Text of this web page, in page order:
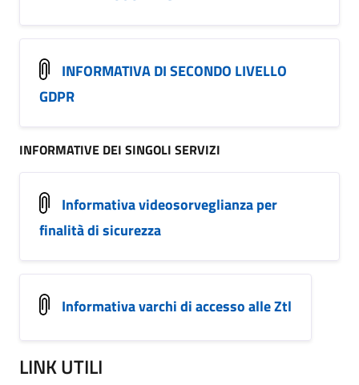
INFORMATIVA DI SECONDO LIVELLO
GDPR
INFORMATIVE DEI SINGOLI SERVIZI
Informativa videosorveglianza per
finalità di sicurezza
Informativa varchi di accesso alle Ztl
LINK UTILI